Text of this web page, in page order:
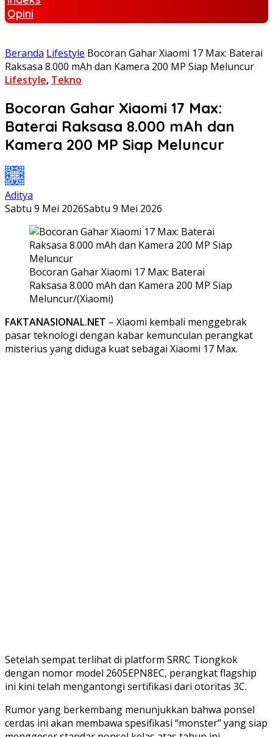
Opini
Beranda Lifestyle Bocoran Gahar Xiaomi 17 Max: Baterai
Raksasa 8.000 mAh dan Kamera 200 MP Siap Meluncur
Lifestyle, Tekno
Bocoran Gahar Xiaomi 17 Max:
Baterai Raksasa 8.000 mAh dan
Kamera 200 MP Siap Meluncur
Aditya
Sabtu 9 Mei 2026Sabtu 9 Mei 2026
Bocoran Gahar Xiaomi 17 Max: Baterai
Raksasa 8.000 mAh dan Kamera 200 MP Siap
Meluncur/(Xiaomi)
FAKTANASIONAL.NET – Xiaomi kembali menggebrak
pasar teknologi dengan kabar kemunculan perangkat
misterius yang diduga kuat sebagai Xiaomi 17 Max.
Setelah sempat terlihat di platform SRRC Tiongkok
dengan nomor model 2605EPN8EC, perangkat flagship
ini kini telah mengantongi sertifikasi dari otoritas 3C.
Rumor yang berkembang menunjukkan bahwa ponsel
cerdas ini akan membawa spesifikasi “monster” yang siap